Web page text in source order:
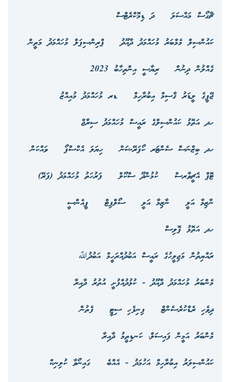
ޗާގޯސް މައްސަލަ
ދަ ޑިމޮކްރެޓްސް
ކައުންސިލް މެމްބަރު މުހައްމަދު ދާއޫދު
ޕްރިންސިޕަލް މުހައްމަދު މަތީން
ގެއްލުން ދިނުން
ރިޔާސީ އިންތިހާބު 2023
ޖޭޕީގެ ލީޑަރު ޤާސިމް އިބުރާހިމް
ޑރ މުހައްމަދު މުއިއްޒު
ހދ އަތޮޅު ކައުންސިލްގެ ރައީސް މުހައްމަދު ސިރާޖް
ހދ ބިޒްނަސް ސެންޓަރ ކޯޕަރޭޝަން
ހިޔަލަ އެކްސްޕޯ
ވައްކަން
ޓޮޕް އެޗީވާރސް
ކުމުންދޫ ސްކޫލް
ފަރުހަތު މުހައްމަދު (ފަރޭ)
ނާޒިމާ އަލީ
ނާޒިމާ އަލީ ސޯލްފިޓް
ޕީއެންސީ
ހދ އަތޮޅު ޕޮލިސް
ރައްޔިތުން މަޖިލީހުގެ ރައީސް އަބުދުއްރަހީމް އަބުދުﷲ
މެންބަރު މުހައްމަދު ދާއޫދު - ކުޅުދުއްފުށީ އުތުރު ދާއިރާ
ދިވެހި ރެޑްކުރެސެންޓް
ފިނިފެހި ސިޓީ
ފެތުން
މެންބަރު އަމީން ފައިސަލް، ކަނޑިތީމު ދާއިރާ
ކައުންސިލަރު އިބުރާހިމް އަހުމަދު - އެއްބެ
ގައިނޯވާ ކުލިނިކް